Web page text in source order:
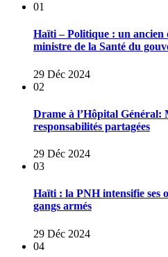
01
Haïti – Politique : un ancien
ministre de la Santé du
29 Déc 2024
02
Drame à l’Hôpital Général:
responsabilités partagées
29 Déc 2024
03
Haïti : la PNH intensifie ses
gangs armés
29 Déc 2024
04